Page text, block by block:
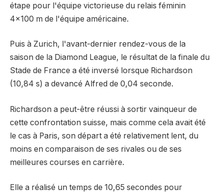
étape pour l'équipe victorieuse du relais féminin
4×100 m de l'équipe américaine.
Puis à Zurich, l'avant-dernier rendez-vous de la
saison de la Diamond League, le résultat de la finale du
Stade de France a été inversé lorsque Richardson
(10,84 s) a devancé Alfred de 0,04 seconde.
Richardson a peut-être réussi à sortir vainqueur de
cette confrontation suisse, mais comme cela avait été
le cas à Paris, son départ a été relativement lent, du
moins en comparaison de ses rivales ou de ses
meilleures courses en carrière.
Elle a réalisé un temps de 10,65 secondes pour